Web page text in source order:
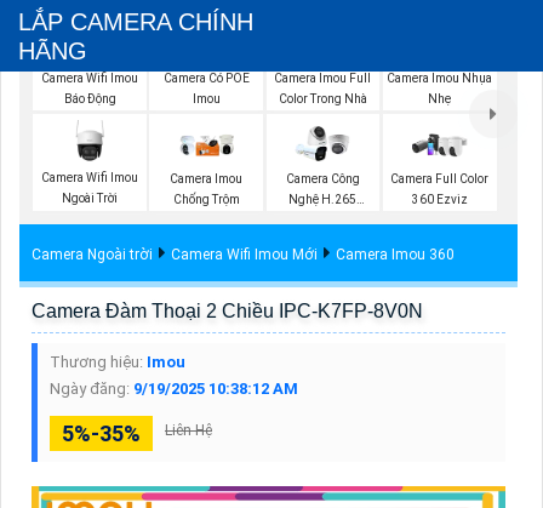
LẮP CAMERA CHÍNH
HÃNG
Camera Wifi Imou
Báo Động
Camera Có POE
Imou
Camera Imou Full
Color Trong Nhà
Camera Imou Nhụa
Nhẹ
Camera Wifi Imou
Ngoài Trời
Camera Imou
Chống Trộm
Camera Công
Nghệ H.265
Camera Full Color
360 Ezviz
Camera Ngoài trời Camera Wifi Imou Mới Camera Imou 360
Camera Đàm Thoại 2 Chiều IPC-K7FP-8V0N
Thương hiệu: Imou
Ngày đăng: 9/19/2025 10:38:12 AM
5%-35% Liên Hệ